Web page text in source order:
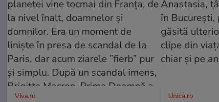
Viva.ro Unica.ro